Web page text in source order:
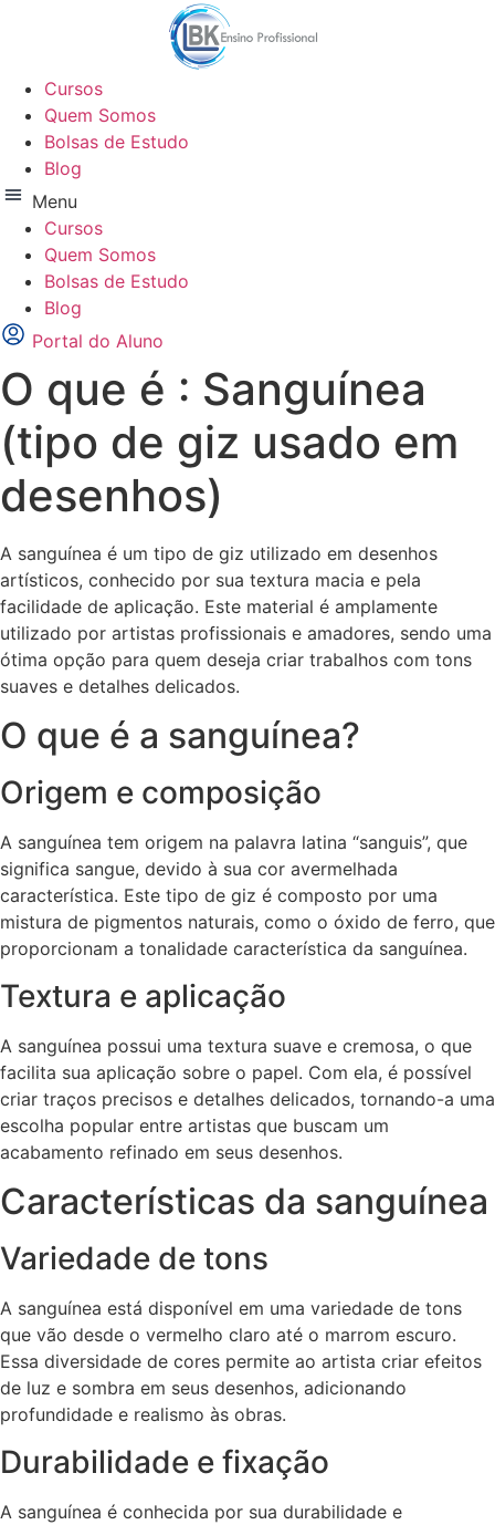
conteúdo
Cursos
Quem Somos
Bolsas de Estudo
Blog
Menu
Cursos
Quem Somos
Bolsas de Estudo
Blog
Portal do Aluno
O que é : Sanguínea
(tipo de giz usado em
desenhos)
A sanguínea é um tipo de giz utilizado em desenhos
artísticos, conhecido por sua textura macia e pela
facilidade de aplicação. Este material é amplamente
utilizado por artistas profissionais e amadores, sendo uma
ótima opção para quem deseja criar trabalhos com tons
suaves e detalhes delicados.
O que é a sanguínea?
Origem e composição
A sanguínea tem origem na palavra latina “sanguis”, que
significa sangue, devido à sua cor avermelhada
característica. Este tipo de giz é composto por uma
mistura de pigmentos naturais, como o óxido de ferro, que
proporcionam a tonalidade característica da sanguínea.
Textura e aplicação
A sanguínea possui uma textura suave e cremosa, o que
facilita sua aplicação sobre o papel. Com ela, é possível
criar traços precisos e detalhes delicados, tornando-a uma
escolha popular entre artistas que buscam um
acabamento refinado em seus desenhos.
Características da sanguínea
Variedade de tons
A sanguínea está disponível em uma variedade de tons
que vão desde o vermelho claro até o marrom escuro.
Essa diversidade de cores permite ao artista criar efeitos
de luz e sombra em seus desenhos, adicionando
profundidade e realismo às obras.
Durabilidade e fixação
A sanguínea é conhecida por sua durabilidade e